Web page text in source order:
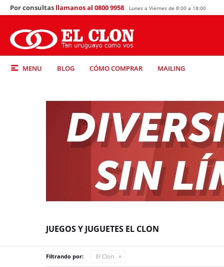
MENU BLOG CÓMO COMPRAR MAILING
Por consultas llamanos al 0800 9958 Lunes a Viernes de 8:00 a 18:00
JUEGOS Y JUGUETES EL CLON
Filtrando por: El Clon